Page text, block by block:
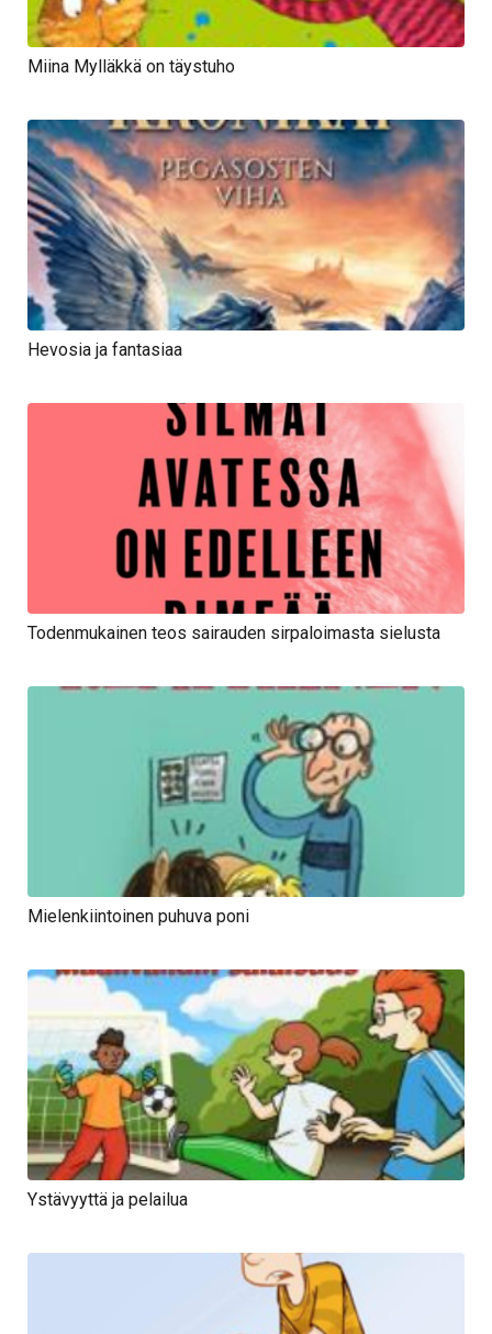
Miina Mylläkkä on täystuho
Hevosia ja fantasiaa
Todenmukainen teos sairauden sirpaloimasta sielusta
Mielenkiintoinen puhuva poni
Ystävyyttä ja pelailua